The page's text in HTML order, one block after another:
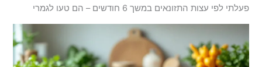
פעלתי לפי עצות התזונאים במשך 6 חודשים – הם טעו לגמרי